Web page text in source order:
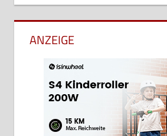
ANZEIGE